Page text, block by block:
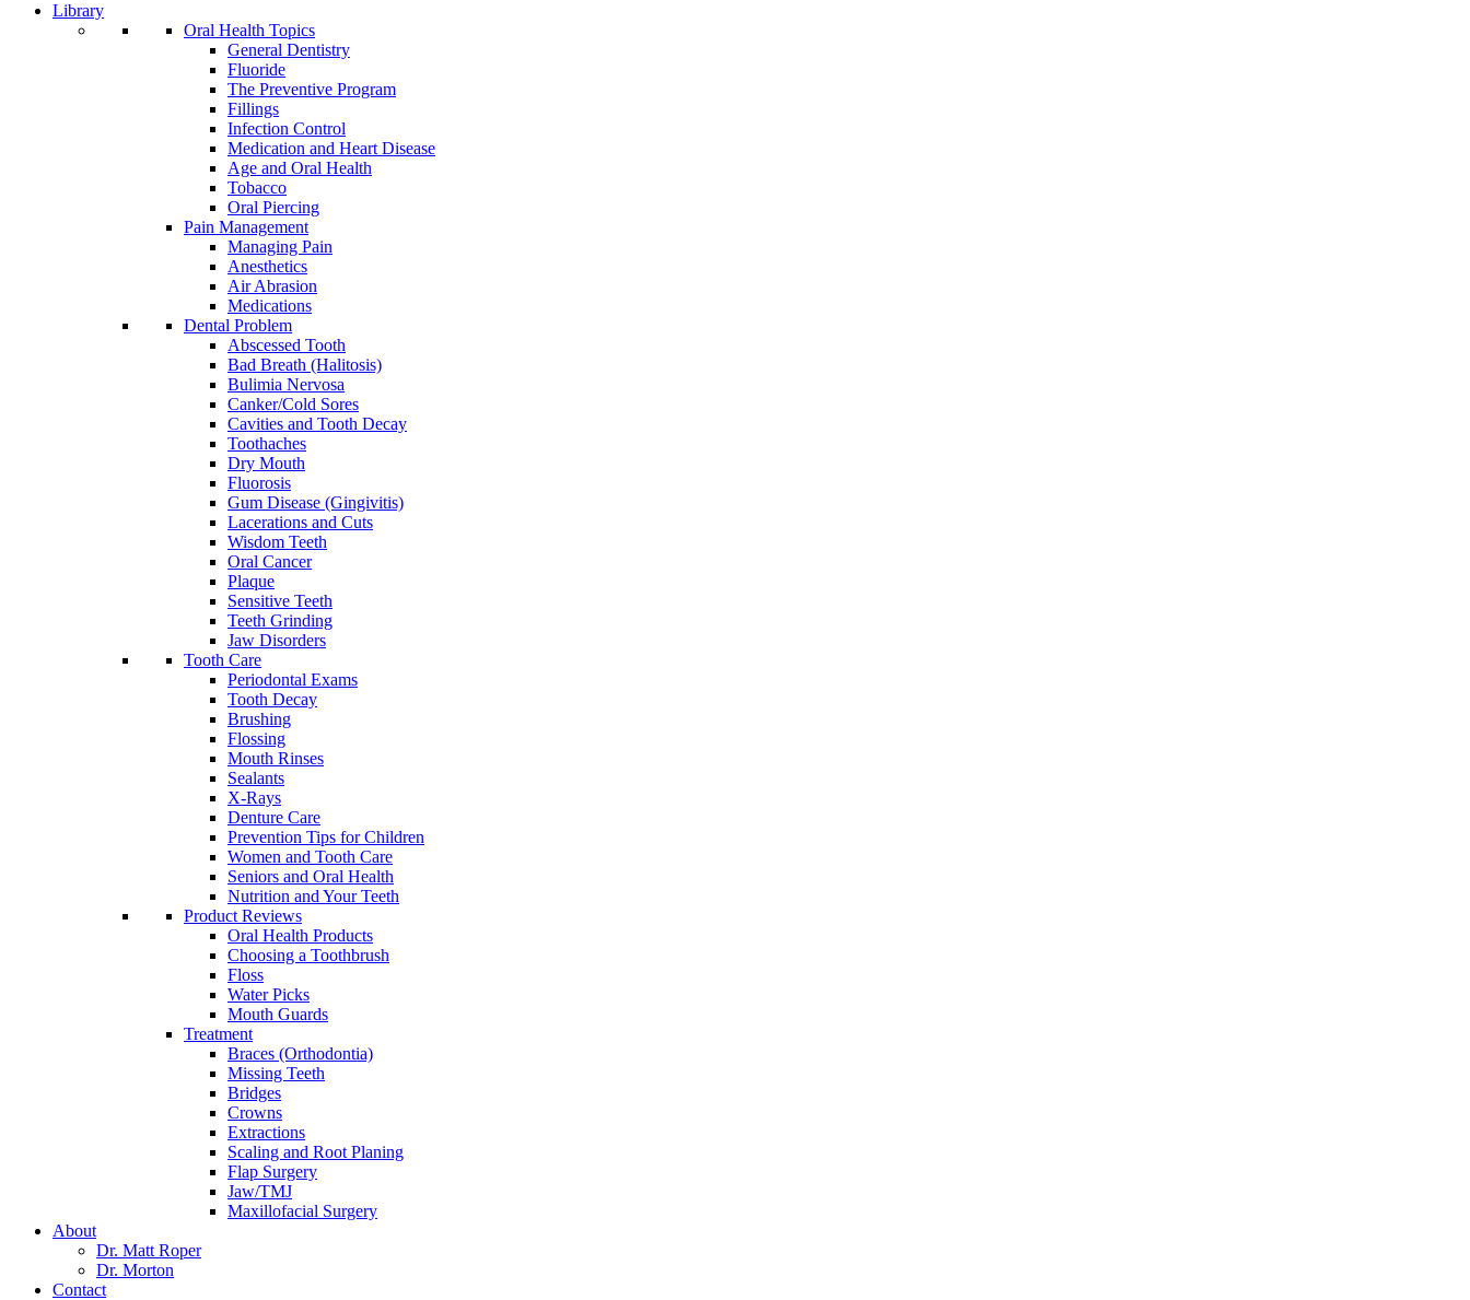
Library
Oral Health Topics
General Dentistry
Fluoride
The Preventive Program
Fillings
Infection Control
Medication and Heart Disease
Age and Oral Health
Tobacco
Oral Piercing
Pain Management
Managing Pain
Anesthetics
Air Abrasion
Medications
Dental Problem
Abscessed Tooth
Bad Breath (Halitosis)
Bulimia Nervosa
Canker/Cold Sores
Cavities and Tooth Decay
Toothaches
Dry Mouth
Fluorosis
Gum Disease (Gingivitis)
Lacerations and Cuts
Wisdom Teeth
Oral Cancer
Plaque
Sensitive Teeth
Teeth Grinding
Jaw Disorders
Tooth Care
Periodontal Exams
Tooth Decay
Brushing
Flossing
Mouth Rinses
Sealants
X-Rays
Denture Care
Prevention Tips for Children
Women and Tooth Care
Seniors and Oral Health
Nutrition and Your Teeth
Product Reviews
Oral Health Products
Choosing a Toothbrush
Floss
Water Picks
Mouth Guards
Treatment
Braces (Orthodontia)
Missing Teeth
Bridges
Crowns
Extractions
Scaling and Root Planing
Flap Surgery
Jaw/TMJ
Maxillofacial Surgery
About
Dr. Matt Roper
Dr. Morton
Contact